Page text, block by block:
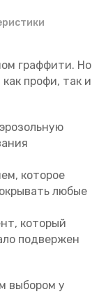
граффити. Но
профи, так и
которое
любые
который
подвержен
выбором у